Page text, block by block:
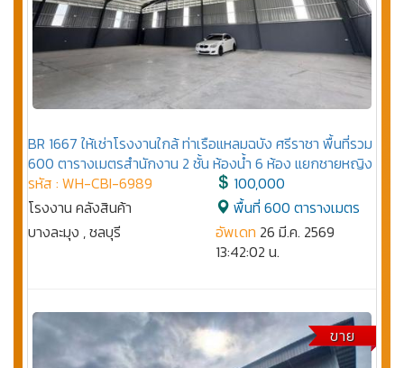
BR 1667 ให้เช่าโรงงานใกล้ ท่าเรือแหลมฉบัง ศรีราชา พื้นที่รวม
600 ตารางเมตรสำนักงาน 2 ชั้น ห้องน้ำ 6 ห้อง แยกชายหญิง
รหัส : WH-CBI-6989
โรงงาน คลังสินค้า
บางละมุง , ชลบุรี
100,000
พื้นที่ 600 ตารางเมตร
อัพเดท 26 มี.ค. 2569
13:42:02 น.
ขาย